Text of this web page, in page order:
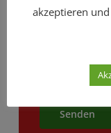
Ja
, ich
gelesen und
in die
meiner
akzeptieren